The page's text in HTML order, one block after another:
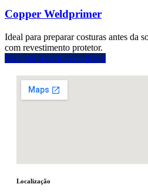
Copper Weldprimer
Ideal para preparar costuras antes da
com revestimento protetor.
Faça login para ver o preço
Localização